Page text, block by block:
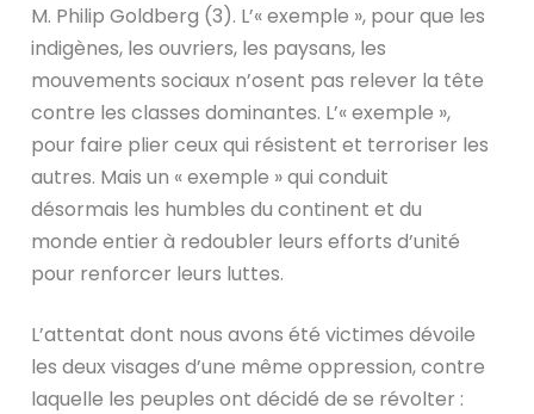
M. Philip Goldberg (3). L’« exemple », pour que les
indigènes, les ouvriers, les paysans, les
mouvements sociaux n’osent pas relever la tête
contre les classes dominantes. L’« exemple »,
pour faire plier ceux qui résistent et terroriser les
autres. Mais un « exemple » qui conduit
désormais les humbles du continent et du
monde entier à redoubler leurs efforts d’unité
pour renforcer leurs luttes.
L’attentat dont nous avons été victimes dévoile
les deux visages d’une même oppression, contre
laquelle les peuples ont décidé de se révolter :